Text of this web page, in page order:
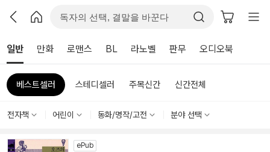
일반 만화 로맨스 BL 라노벨 판무 오디오북
베스트셀러 스테디셀러 주목신간 신간전체
전자책 어린이 동화/명작/고전 분야 선택
ePub